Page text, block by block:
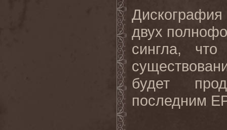
Дискография
двух
сингла,
будет
последним